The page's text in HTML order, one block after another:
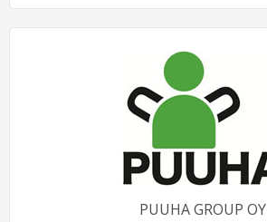
PUUHA GROUP OY